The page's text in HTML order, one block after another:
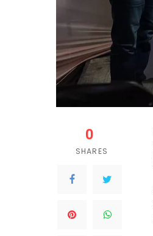
0
SHARES